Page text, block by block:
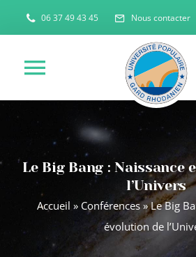
Passer
au
06 37 49 43 45 Nous contacter
Toggle
Navigation
ACCUEIL
QUI SOMMES NOUS ?
NOS ACTIVITES
Le Big Bang : Naissance
l’Univers
Accueil » Conférences»Le Big
évolution de